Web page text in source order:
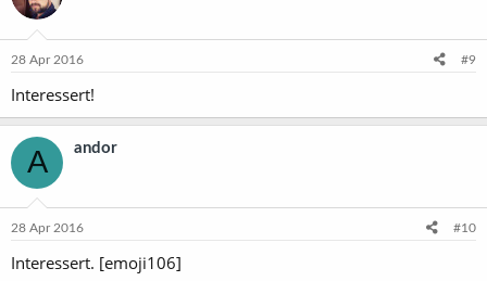
28 Apr 2016 #9
Interessert!
A andor
28 Apr 2016 #10
Interessert. [emoji106]